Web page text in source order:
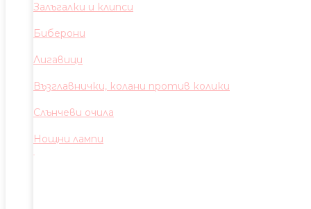
Залъгалки и клипси
Биберони
Лигавици
Възглавнички, колани против колики
Слънчеви очила
Нощни лампи